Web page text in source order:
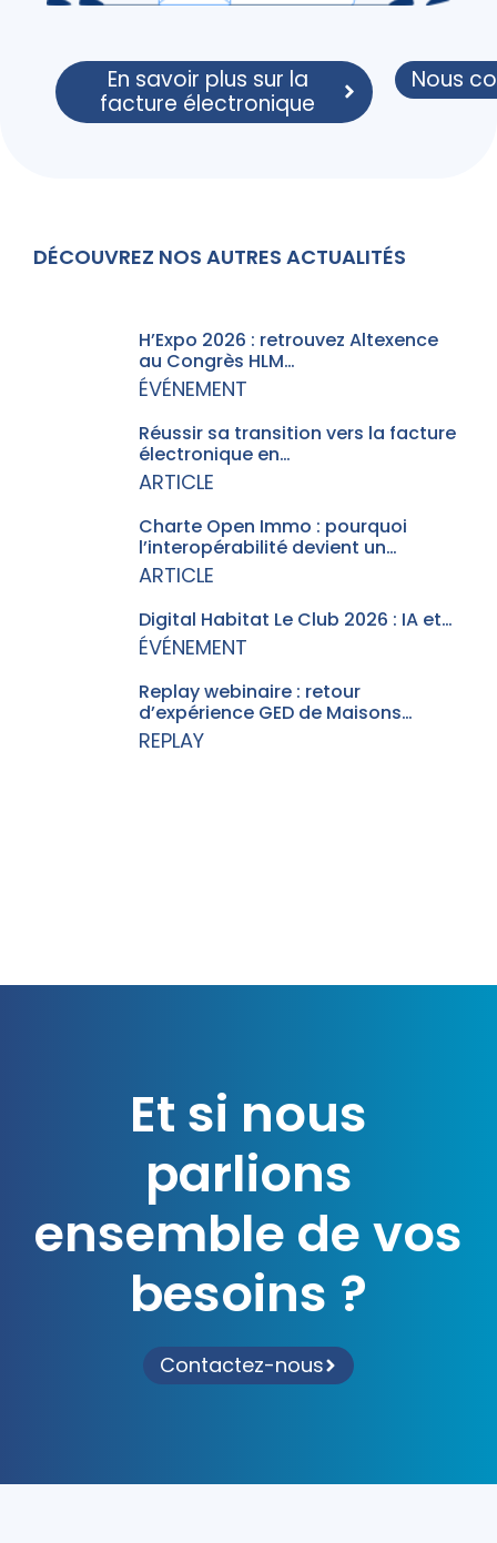
En savoir plus sur la
facture électronique
Nous
DÉCOUVREZ NOS AUTRES ACTUALITÉS
H’Expo 2026 : retrouvez Altexence
au Congrès HLM…
ÉVÉNEMENT
Réussir sa transition vers la facture
électronique en…
ARTICLE
Charte Open Immo : pourquoi
l’interopérabilité devient un…
ARTICLE
Digital Habitat Le Club 2026 : IA et…
ÉVÉNEMENT
Replay webinaire : retour
d’expérience GED de Maisons…
REPLAY
Et si nous
parlions
ensemble de vos
besoins ?
Contactez-nous